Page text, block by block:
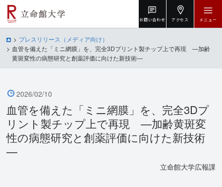
お問い合わせ アクセス メニュー
プレスリリース（メディア向け）
血管を備えた「ミニ網膜」を、完全3Dプリント製チップ上で再現 —加齢
黄斑変性の病態研究と創薬評価に向けた新技術—
2026/02/10
血管を備えた「ミニ網膜」を、完全3Dプ
リント製チップ上で再現 —加齢黄斑変
性の病態研究と創薬評価に向けた新技術
—
立命館大学広報課